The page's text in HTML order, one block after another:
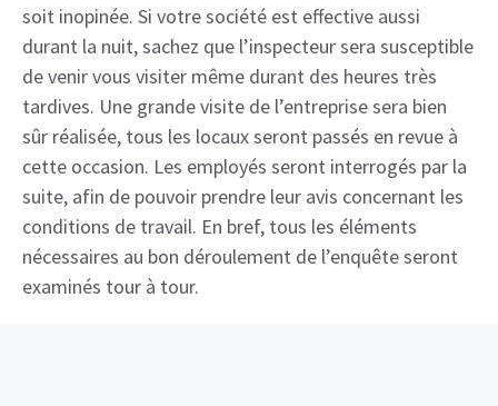
soit inopinée. Si votre société est effective aussi
durant la nuit, sachez que l’inspecteur sera susceptible
de venir vous visiter même durant des heures très
tardives. Une grande visite de l’entreprise sera bien
sûr réalisée, tous les locaux seront passés en revue à
cette occasion. Les employés seront interrogés par la
suite, afin de pouvoir prendre leur avis concernant les
conditions de travail. En bref, tous les éléments
nécessaires au bon déroulement de l’enquête seront
examinés tour à tour.